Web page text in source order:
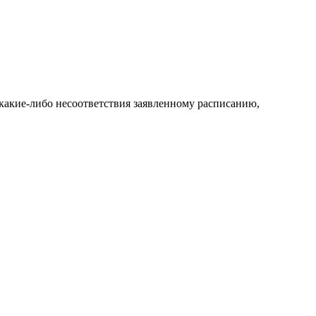
либо несоответствия заявленному расписанию,